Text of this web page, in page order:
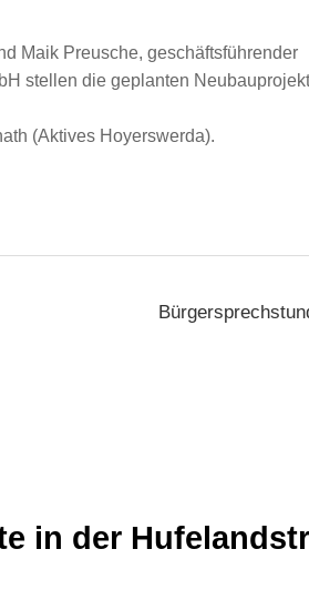
Maik Preusche, geschäftsführender
stellen die geplanten
(Aktives Hoyerswerda).
in der